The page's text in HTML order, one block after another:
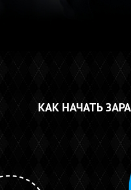
КАК НАЧАТЬ